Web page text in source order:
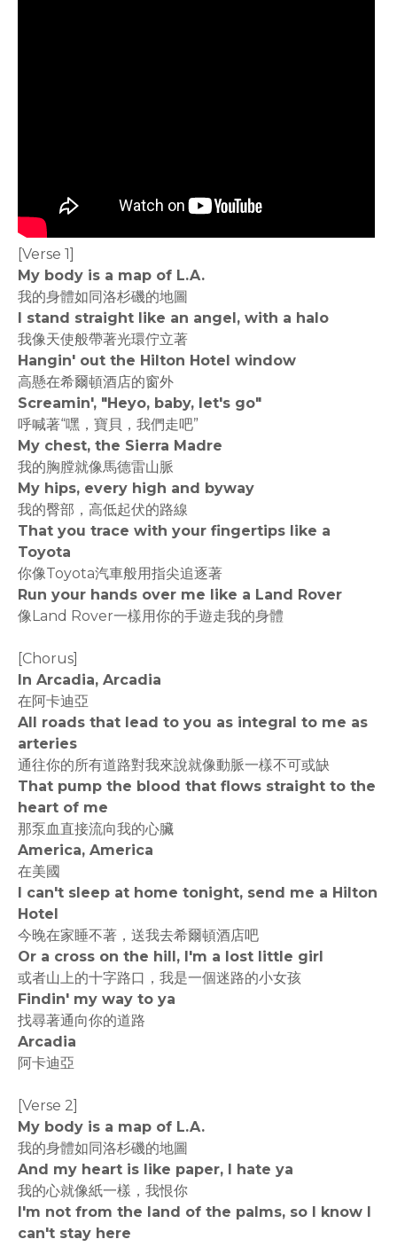
[Verse 1]
My body is a map of L.A.
我的身體如同洛杉磯的地圖
I stand straight like an angel, with a halo
我像天使般帶著光環佇立著
Hangin' out the Hilton Hotel window
高懸在希爾頓酒店的窗外
Screamin', "Heyo, baby, let's go"
呼喊著“嘿，寶貝，我們走吧”
My chest, the Sierra Madre
我的胸膛就像馬德雷山脈
My hips, every high and byway
我的臀部，高低起伏的路線
That you trace with your fingertips like a
Toyota
你像Toyota汽車般用指尖追逐著
Run your hands over me like a Land Rover
像Land Rover一樣用你的手遊走我的身體
[Chorus]
In Arcadia, Arcadia
在阿卡迪亞
All roads that lead to you as integral to me as
arteries
通往你的所有道路對我來說就像動脈一樣不可或缺
That pump the blood that flows straight to the
heart of me
那泵血直接流向我的心臟
America, America
在美國
I can't sleep at home tonight, send me a Hilton
Hotel
今晚在家睡不著，送我去希爾頓酒店吧
Or a cross on the hill, I'm a lost little girl
或者山上的十字路口，我是一個迷路的小女孩
Findin' my way to ya
找尋著通向你的道路
Arcadia
阿卡迪亞
[Verse 2]
My body is a map of L.A.
我的身體如同洛杉磯的地圖
And my heart is like paper, I hate ya
我的心就像紙一樣，我恨你
I'm not from the land of the palms, so I know I
can't stay here